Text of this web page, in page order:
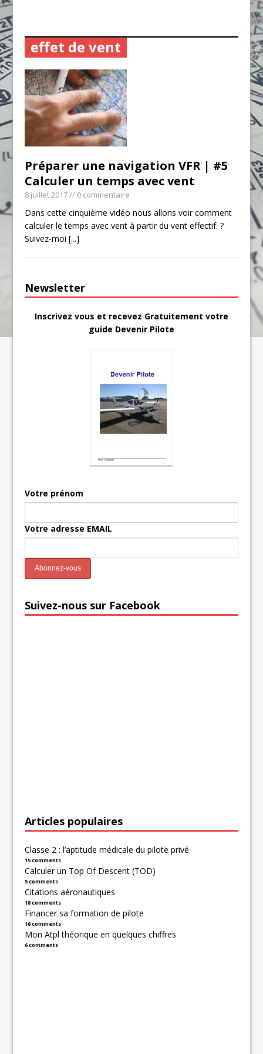
effet de vent
Préparer une navigation VFR | #5
Calculer un temps avec vent
8 juillet 2017// 0 commentaire
Dans cette cinquième vidéo nous allons voir comment
calculer le temps avec vent à partir du vent effectif. ?
Suivez-moi[...]
Newsletter
Inscrivez vous et recevez Gratuitement votre
guide Devenir Pilote
Votre prénom
Votre adresse EMAIL
Suivez-nous sur Facebook
Articles populaires
Classe 2 : l’aptitude médicale du pilote privé
15 comments
Calculer un Top Of Descent (TOD)
5 comments
Citations aéronautiques
18 comments
Financer sa formation de pilote
16 comments
Mon Atpl théorique en quelques chiffres
6 comments